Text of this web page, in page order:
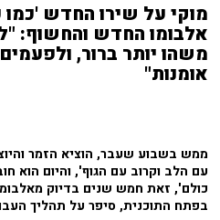
מוקי על שירו החדש
אלבומו החדש והחשוף:
משהו יותר ברור,
אומנות"
ממש בשבוע שעבר, הוציא הזמר
עם הלב וקרוב עם הגוף', והיום הוא
כולם', זאת חמש שנים בדיוק
בפתח התוכנית, סיפר על תהליך